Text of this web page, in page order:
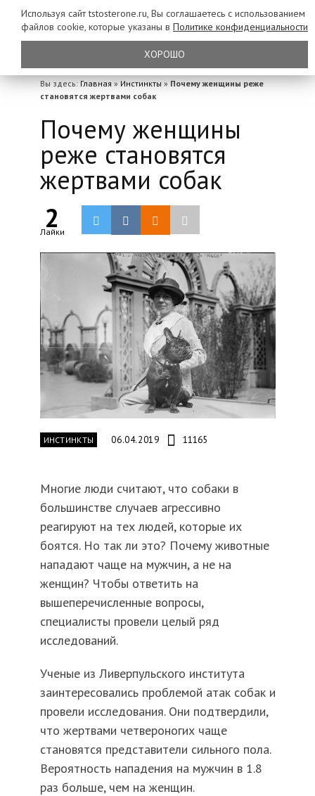
Вы здесь: Главная » Инстинкты » Почему женщины реже
становятся жертвами собак
Почему женщины
реже становятся
жертвами собак
2
Лайки
ИНСТИНКТЫ 06.04.2019 11165
Многие люди считают, что собаки в
большинстве случаев агрессивно
реагируют на тех людей, которые их
боятся. Но так ли это? Почему животные
нападают чаще на мужчин, а не на
женщин? Чтобы ответить на
вышеперечисленные вопросы,
специалисты провели целый ряд
исследований.
Ученые из Ливерпульского института
заинтересовались проблемой атак собак и
провели исследования. Они подтвердили,
что жертвами четвероногих чаще
становятся представители сильного пола.
Вероятность нападения на мужчин в 1.8
раз больше, чем на женщин.
Используя сайт tstosterone.ru, Вы соглашаетесь с использованием
файлов cookie, которые указаны в Политике конфиденциальности
ХОРОШО